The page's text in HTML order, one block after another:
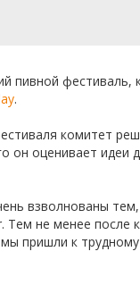
пивной
.
комитет
оценивает идеи
взволнованы
не менее после
пришли к